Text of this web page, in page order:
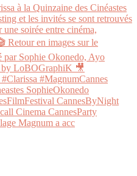
Magnum a acc